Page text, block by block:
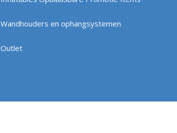
Wandhouders en ophangsystemen
Outlet